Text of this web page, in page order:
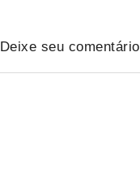
Deixe seu comentário